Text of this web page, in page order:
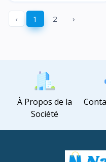
‹ 1 2 ›
À Propos de la
Société